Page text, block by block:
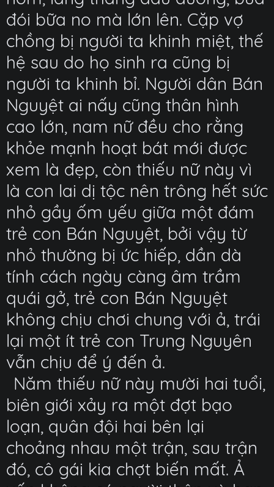
đói bữa no mà lớn lên. Cặp vợ
chồng bị người ta khinh miệt, thế
hệ sau do họ sinh ra cũng bị
người ta khinh bỉ. Người dân Bán
Nguyệt ai nấy cũng thân hình
cao lớn, nam nữ đều cho rằng
khỏe mạnh hoạt bát mới được
xem là đẹp, còn thiếu nữ này vì
là con lai dị tộc nên trông hết sức
nhỏ gầy ốm yếu giữa một đám
trẻ con Bán Nguyệt, bởi vậy từ
nhỏ thường bị ức hiếp, dần dà
tính cách ngày càng âm trầm
quái gở, trẻ con Bán Nguyệt
không chịu chơi chung với ả, trái
lại một ít trẻ con Trung Nguyên
vẫn chịu để ý đến ả.
Năm thiếu nữ này mười hai tuổi,
biên giới xảy ra một đợt bạo
loạn, quân đội hai bên lại
choảng nhau một trận, sau trận
đó, cô gái kia chợt biến mất. Ả